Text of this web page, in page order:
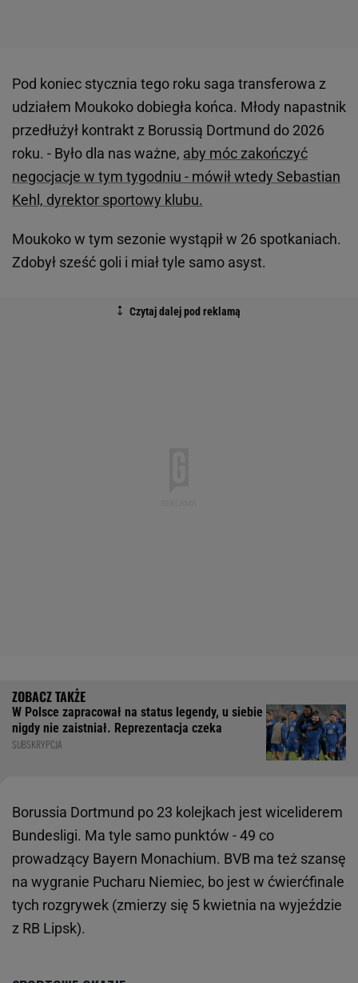
Pod koniec stycznia tego roku saga transferowa z
udziałem Moukoko dobiegła końca. Młody napastnik
przedłużył kontrakt z Borussią Dortmund do 2026
roku. - Było dla nas ważne, aby móc zakończyć
negocjacje w tym tygodniu - mówił wtedy Sebastian
Kehl, dyrektor sportowy klubu.
Moukoko w tym sezonie wystąpił w 26 spotkaniach.
Zdobył sześć goli i miał tyle samo asyst.
W Polsce zapracował na status legendy, u siebie
nigdy nie zaistniał. Reprezentacja czeka
SUBSKRYPCJA
Borussia Dortmund po 23 kolejkach jest wiceliderem
Bundesligi. Ma tyle samo punktów - 49 co
prowadzący Bayern Monachium. BVB ma też szansę
na wygranie Pucharu Niemiec, bo jest w ćwierćfinale
tych rozgrywek (zmierzy się 5 kwietnia na wyjeździe
z RB Lipsk).